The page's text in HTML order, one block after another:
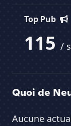
Top Pub
115 /
Quoi de
Aucune